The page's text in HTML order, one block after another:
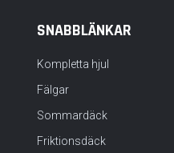
SNABBLÄNKAR
Kompletta hjul
Fälgar
Sommardäck
Friktionsdäck